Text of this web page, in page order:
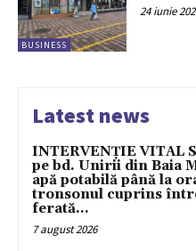
BUSINESS
24 iunie
Latest news
INTERVENȚIE VITAL
pe bd. Unirii din Baia
apă potabilă până la
tronsonul cuprins
ferată...
7 august 2026